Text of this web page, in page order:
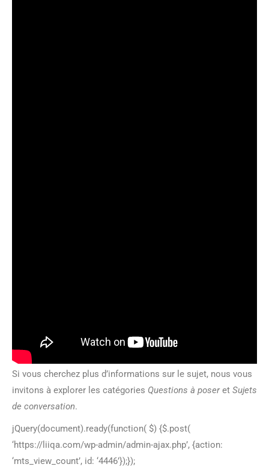
Si vous cherchez plus d’informations sur le sujet, nous vous
invitons à explorer les catégories Questions à poseret Sujets
de conversation.
jQuery(document).ready(function( $) {$.post(
‘https://liiqa.com/wp-admin/admin-ajax.php’, {action:
‘mts_view_count’, id: ‘4446’});});